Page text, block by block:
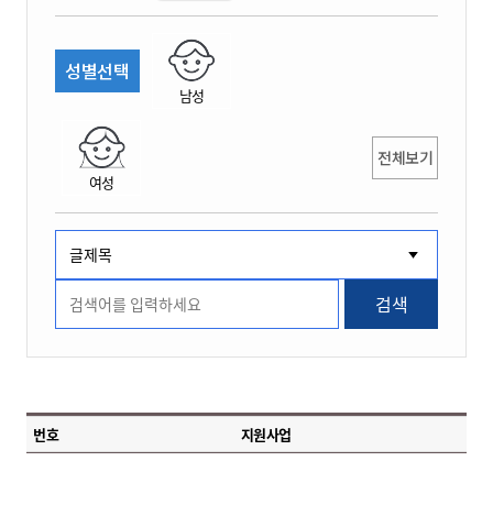
성별선택
남성
여성
전체보기
검색
번호 지원사업